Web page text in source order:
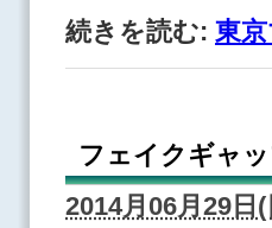
続きを読む: 東
フェイクギャ
2014月06月29日(